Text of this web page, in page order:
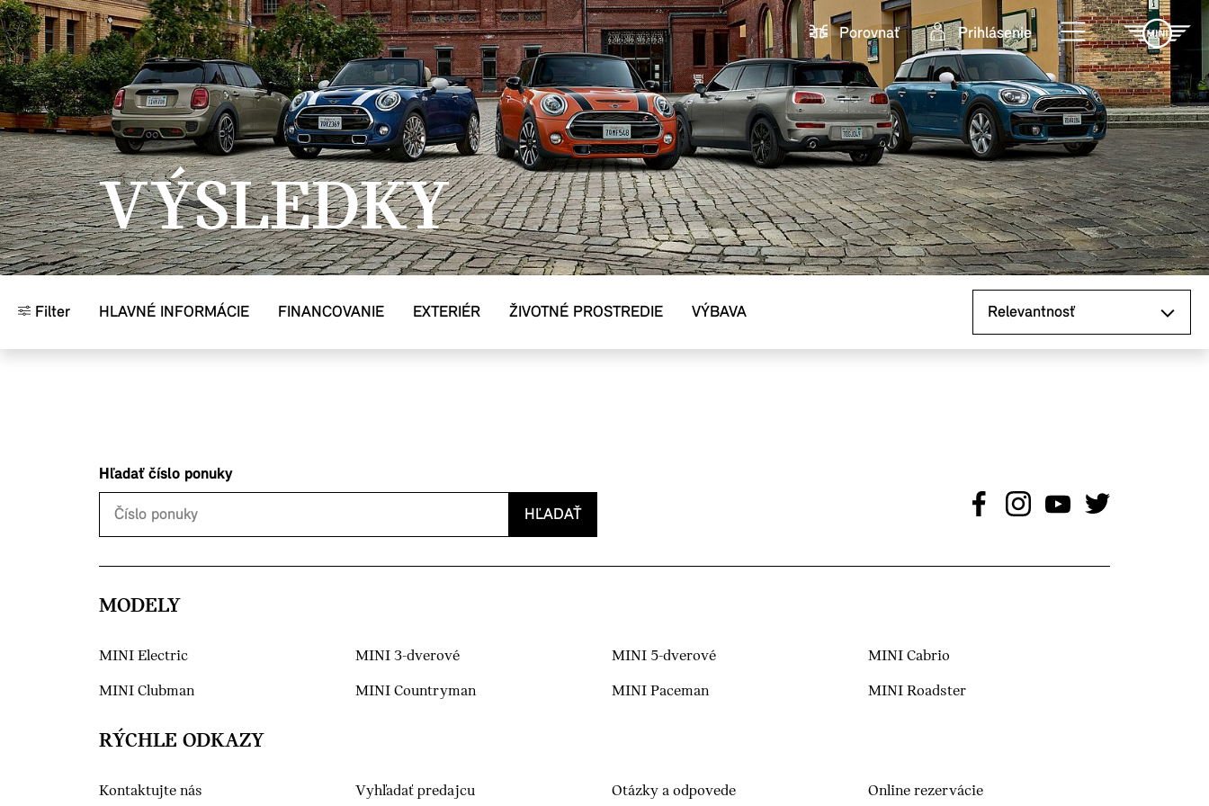
Prejsť na hlavný obsah
Porovnať
Prihlásenie
VÝSLEDKY
Filter HLAVNÉ INFORMÁCIE FINANCOVANIE EXTERIÉR ŽIVOTNÉ PROSTREDIE VÝBAVA
Hľadať číslo ponuky
HĽADAŤ
MODELY
MINI Electric MINI 3-dverové MINI 5-dverové MINI Cabrio
MINI Clubman MINI Countryman MINI Paceman MINI Roadster
RÝCHLE ODKAZY
Kontaktujte nás Vyhľadať predajcu Otázky a odpovede Online rezervácie